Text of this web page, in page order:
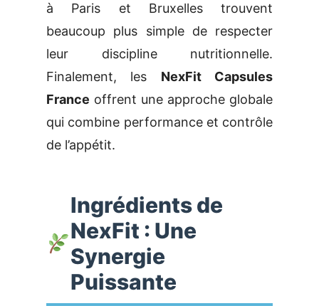
à Paris et Bruxelles trouvent
beaucoup plus simple de respecter
leur discipline nutritionnelle.
Finalement, les NexFit Capsules
France offrent une approche globale
qui combine performance et contrôle
de l’appétit.
Ingrédients de
NexFit : Une
Synergie
Puissante